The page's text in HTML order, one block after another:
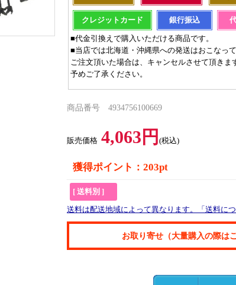
クレジットカード 銀行振込
■代金引換えで購入いただける商品です。
■当店では北海道・沖縄県への発送はおこなって
ご注文頂いた場合は、キャンセルさせて頂きま
予めご了承ください。
商品番号 4934756100669
販売価格 4,063円(税込)
獲得ポイント：203pt
[ 送料別 ]
送料は配送地域によって異なります。「送料に
お取り寄せ（大量購入の際は